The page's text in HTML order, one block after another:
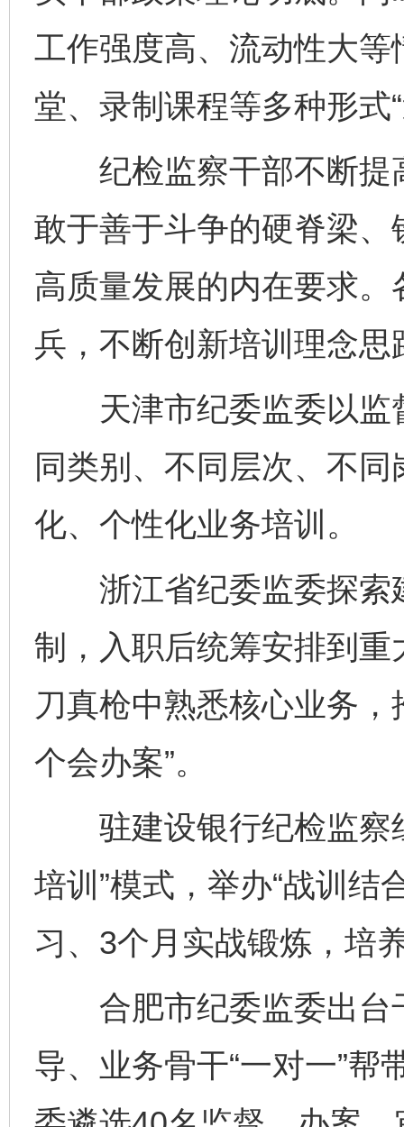
工作强度高、流动性大
堂、录制课程等多种形式
纪检监察干部不断提
敢于善于斗争的硬脊梁
高质量发展的内在要求
兵，不断创新培训理念思
天津市纪委监委以监
同类别、不同层次、不
化、个性化业务培训。
浙江省纪委监委探索
制，入职后统筹安排到
刀真枪中熟悉核心业务
个会办案”。
驻建设银行纪检监察
培训”模式，举办“战训结
习、3个月实战锻炼，培
合肥市纪委监委出台
导、业务骨干“一对一”